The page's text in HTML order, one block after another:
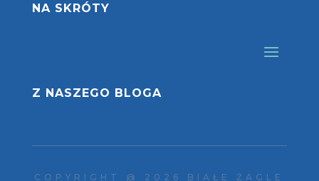
NA SKRÓTY
Z NASZEGO BLOGA
COPYRIGHT @ 2026 BIAŁE ŻAGLE